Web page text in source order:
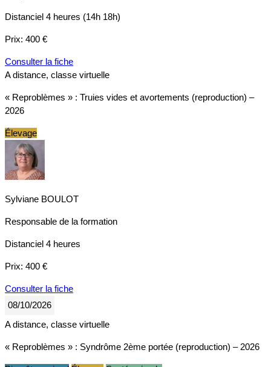
Distanciel 4 heures (14h 18h)
Prix: 400 €
Consulter la fiche
A distance, classe virtuelle
« Reproblèmes » : Truies vides et avortements (reproduction) –
2026
Élevage
Sylviane BOULOT
Responsable de la formation
Distanciel 4 heures
Prix: 400 €
Consulter la fiche
08/10/2026
A distance, classe virtuelle
« Reproblèmes » : Syndrôme 2ème portée (reproduction) – 2026